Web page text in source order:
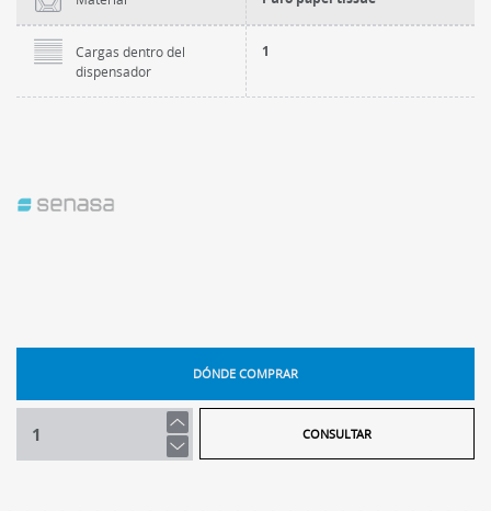
Cargas dentro del
dispensador
1
DÓNDE COMPRAR
CONSULTAR